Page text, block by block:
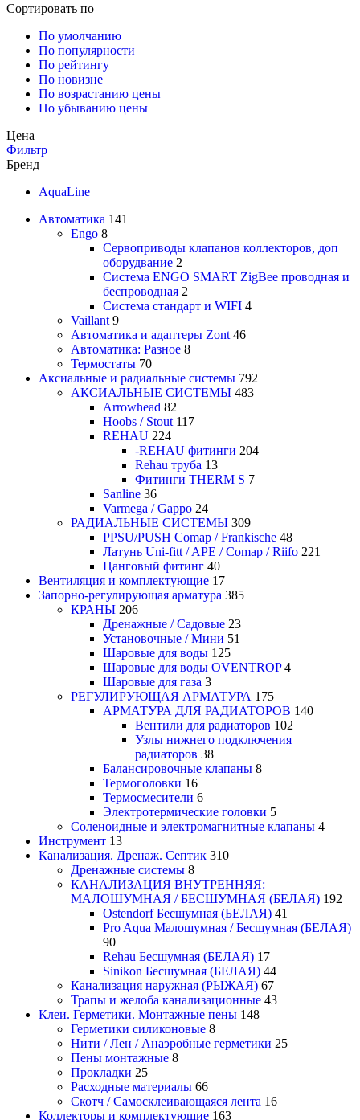
Сортировать по
По умолчанию
По популярности
По рейтингу
По новизне
По возрастанию цены
По убыванию цены
Цена
Фильтр
Бренд
AquaLine
Автоматика 141
Engo 8
Сервоприводы клапанов коллекторов, доп
оборудвание 2
Система ENGO SMART ZigBee проводная и
беспроводная 2
Система стандарт и WIFI 4
Vaillant 9
Автоматика и адаптеры Zont 46
Автоматика: Разное 8
Термостаты 70
Аксиальные и радиальные системы 792
АКСИАЛЬНЫЕ СИСТЕМЫ 483
Arrowhead 82
Hoobs / Stout 117
REHAU 224
-REHAU фитинги 204
Rehau труба 13
Фитинги THERM S 7
Sanline 36
Varmega / Gappo 24
РАДИАЛЬНЫЕ СИСТЕМЫ 309
PPSU/PUSH Comap / Frankische 48
Латунь Uni-fitt / APE / Comap / Riifo 221
Цанговый фитинг 40
Вентиляция и комплектующие 17
Запорно-регулирующая арматура 385
КРАНЫ 206
Дренажные / Садовые 23
Установочные / Мини 51
Шаровые для воды 125
Шаровые для воды OVENTROP 4
Шаровые для газа 3
РЕГУЛИРУЮЩАЯ АРМАТУРА 175
АРМАТУРА ДЛЯ РАДИАТОРОВ 140
Вентили для радиаторов 102
Узлы нижнего подключения
радиаторов 38
Балансировочные клапаны 8
Термоголовки 16
Термосмесители 6
Электротермические головки 5
Соленоидные и электромагнитные клапаны 4
Инструмент 13
Канализация. Дренаж. Септик 310
Дренажные системы 8
КАНАЛИЗАЦИЯ ВНУТРЕННЯЯ:
МАЛОШУМНАЯ / БЕСШУМНАЯ (БЕЛАЯ) 192
Ostendorf Бесшумная (БЕЛАЯ) 41
Pro Aqua Малошумная / Бесшумная (БЕЛАЯ)
90
Rehau Бесшумная (БЕЛАЯ) 17
Sinikon Бесшумная (БЕЛАЯ) 44
Канализация наружная (РЫЖАЯ) 67
Трапы и желоба канализационные 43
Клеи. Герметики. Монтажные пены 148
Герметики силиконовые 8
Нити / Лен / Анаэробные герметики 25
Пены монтажные 8
Прокладки 25
Расходные материалы 66
Скотч / Самосклеивающаяся лента 16
Коллекторы и комплектующие 163